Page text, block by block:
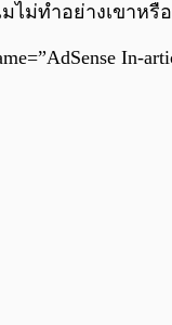
ไม่ทำอย่างเขาหรื
In-